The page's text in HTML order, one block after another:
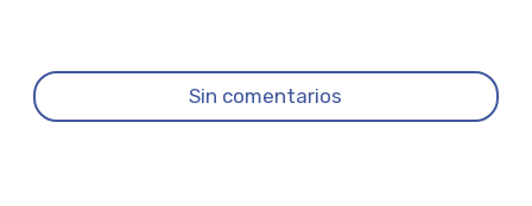
Sin comentarios